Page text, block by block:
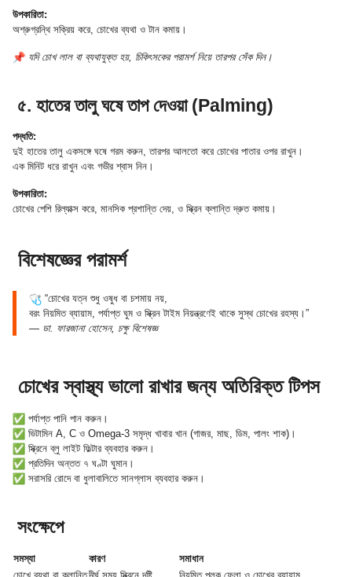
উপকারিতা:
অশ্রুগ্রন্থি সক্রিয় করে, চোখের ব্যথা ও টান কমায়।
যদি চোখ লাল বা ব্যথাযুক্ত হয়, চিকিৎসকের পরামর্শ নিয়ে তারপর সেঁক দিন।
৫. হাতের তালু ঘষে তাপ দেওয়া (Palming)
পদ্ধতি:
দুই হাতের তালু একসঙ্গে ঘষে গরম করুন, তারপর আলতো করে চোখের পাতার ওপর রাখুন।
এক মিনিট ধরে রাখুন এবং গভীর শ্বাস নিন।
উপকারিতা:
চোখের পেশি রিল্যাক্স করে, মানসিক প্রশান্তি দেয়, ও স্ক্রিন ক্লান্তি দ্রুত কমায়।
বিশেষজ্ঞের পরামর্শ
“চোখের যত্ন শুধু ওষুধ বা চশমায় নয়,
বরং নিয়মিত ব্যায়াম, পর্যাপ্ত ঘুম ও স্ক্রিন টাইম নিয়ন্ত্রণেই থাকে সুস্থ চোখের রহস্য।”
— ডা. ফারজানা হোসেন, চক্ষু বিশেষজ্ঞ
চোখের স্বাস্থ্য ভালো রাখার জন্য অতিরিক্ত টিপস
পর্যাপ্ত পানি পান করুন।
ভিটামিন A, C ও Omega-3 সমৃদ্ধ খাবার খান (গাজর, মাছ, ডিম, পালং শাক)।
স্ক্রিনে ব্লু লাইট ফিল্টার ব্যবহার করুন।
প্রতিদিন অন্তত ৭ ঘণ্টা ঘুমান।
সরাসরি রোদে বা ধুলাবালিতে সানগ্লাস ব্যবহার করুন।
সংক্ষেপে
সমস্যা কারণ
সমাধান